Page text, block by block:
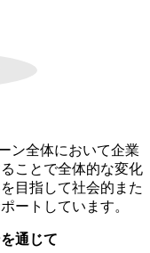
ン全体において企業
ことで全体的な変化
目指して社会的また
ートしています。
通じて